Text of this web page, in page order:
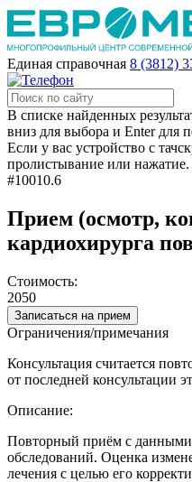
Единая справочная 8 (3812)
В списке найденных
вниз для выбора и Enter для
Если у вас устройство с
пролистывание или нажатие.
#10010.6
Прием (осмотр,
кардиохирурга
Стоимость:
2050
Записаться на прием
Ограничения/примечания
Консультация считается
от последней консультации
Описание:
Повторный приём с данными
обследований. Оценка
лечения с целью его